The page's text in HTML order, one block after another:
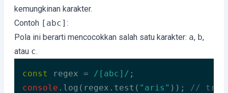
kemungkinan karakter.
Contoh [abc] :
Pola ini berarti mencocokkan salah satu karakter: a, b,
atau c.
const regex = /[abc]/
console .log(regex.test( "aris" )); // true